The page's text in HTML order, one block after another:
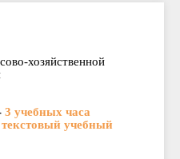
хозяйственной
3 учебных часа
текстовый учебный